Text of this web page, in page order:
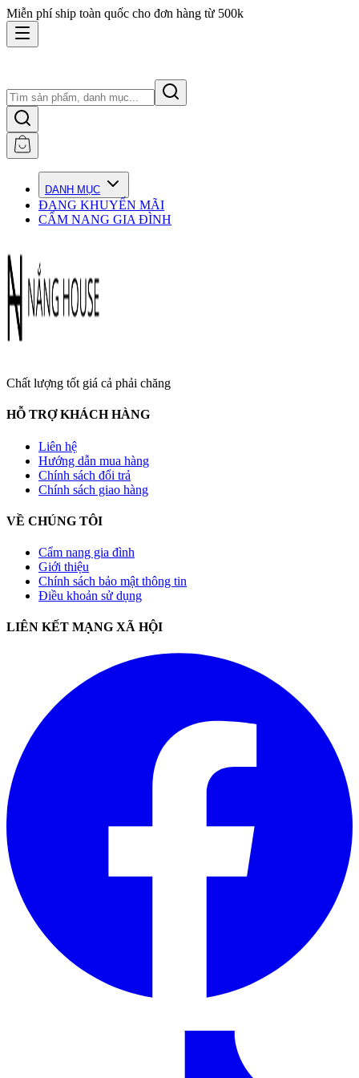
Miễn phí ship toàn quốc cho đơn hàng từ 500k
DANH MỤC
ĐANG KHUYẾN MÃI
CẨM NANG GIA ĐÌNH
Chất lượng tốt giá cả phải chăng
HỖ TRỢ KHÁCH HÀNG
Liên hệ
Hướng dẫn mua hàng
Chính sách đổi trả
Chính sách giao hàng
VỀ CHÚNG TÔI
Cẩm nang gia đình
Giới thiệu
Chính sách bảo mật thông tin
Điều khoản sử dụng
LIÊN KẾT MẠNG XÃ HỘI